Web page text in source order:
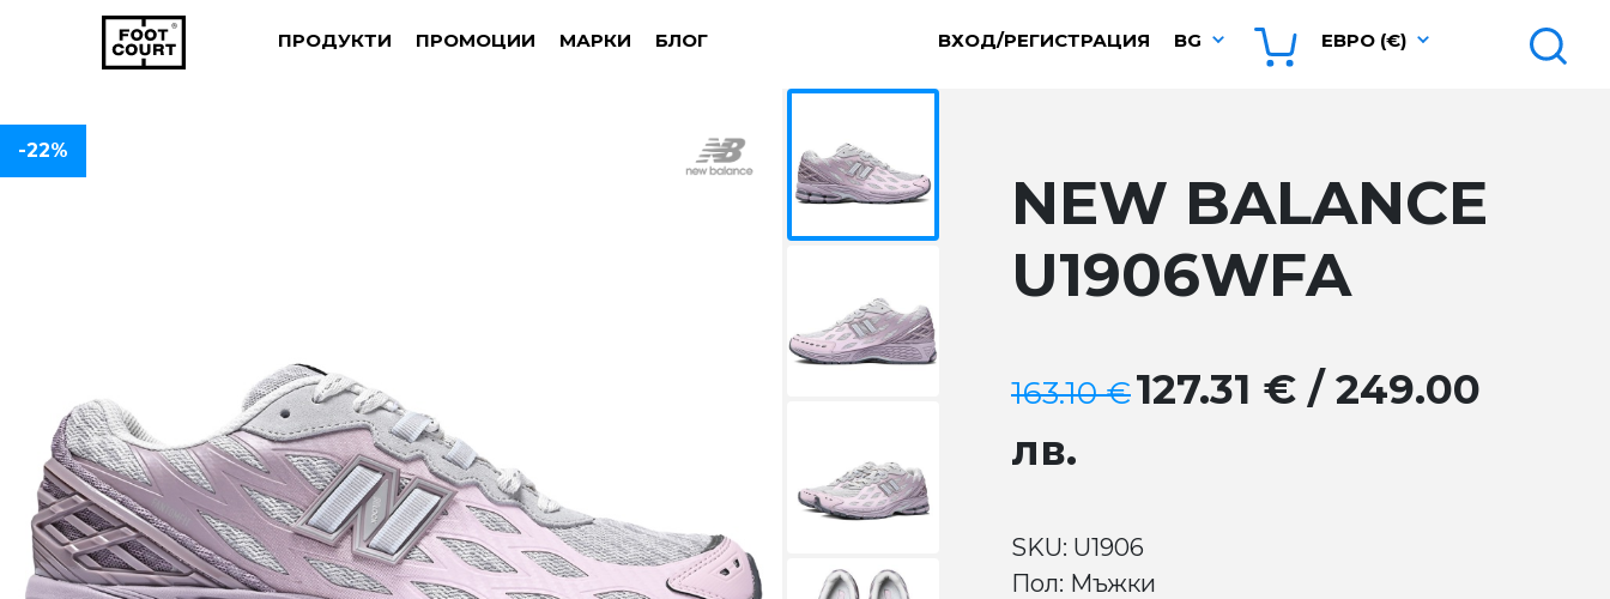
ПРОДУКТИ ПРОМОЦИИ МАРКИ БЛОГ ВХОД/РЕГИСТРАЦИЯ BG ЕВРО (€)
-22%
NEW BALANCE
U1906WFA
163.10 €127.31 € / 249.00
лв.
SKU: U1906
Пол: Мъжки